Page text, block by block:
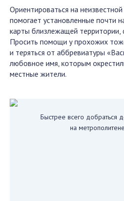
Ориентироваться на
помогает установленные почти
карты близлежащей территории,
Просить помощи у прохожих
и теряться от аббревиатуры
любовное имя, которым
местные жители.
Быстрее всего добраться
на